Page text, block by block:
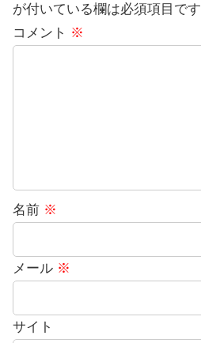
が付いている欄は必須項目です
コメント ※
名前 ※
メール ※
サイト